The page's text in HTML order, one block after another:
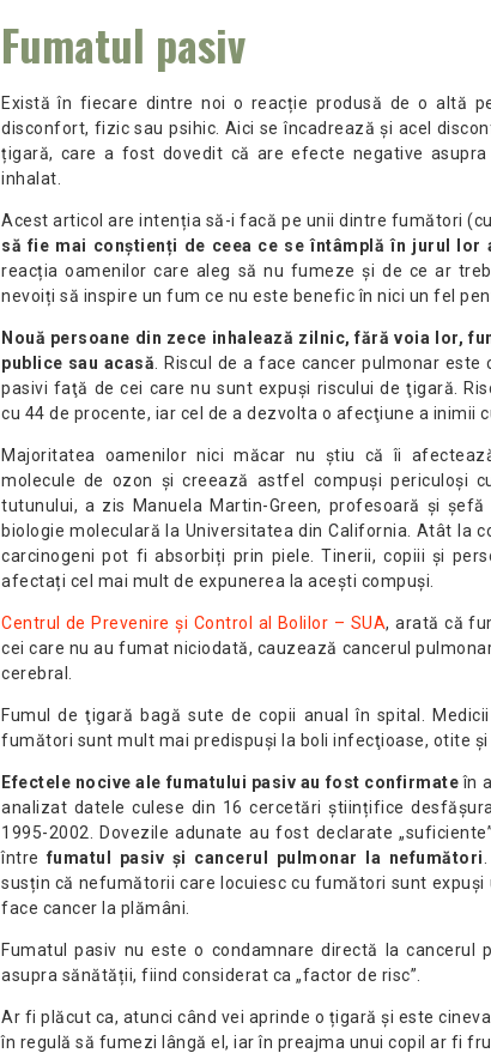
Fumatul pasiv
Există în fiecare dintre noi o reacție produsă de o altă
disconfort, fizic sau psihic. Aici se încadrează și acel
țigară, care a fost dovedit că are efecte negative
inhalat.
Acest articol are intenția să-i facă pe unii dintre fumători
să fie mai conștienți de ceea ce se întâmplă în jurul lor
reacția oamenilor care aleg să nu fumeze și de ce ar
nevoiți să inspire un fum ce nu este benefic în nici un fel
Nouă persoane din zece inhalează zilnic, fără voia lor,
publice sau acasă . Riscul de a face cancer pulmonar
pasivi faţă de cei care nu sunt expuşi riscului de ţigară.
cu 44 de procente, iar cel de a dezvolta o afecţiune a inimii
Majoritatea oamenilor nici măcar nu știu că îi
molecule de ozon și creează astfel compuși periculoși
tutunului, a zis Manuela Martin-Green, profesoară și
biologie moleculară la Universitatea din California. Atât la
carcinogeni pot fi absorbiți prin piele. Tinerii, copiii și
afectați cel mai mult de expunerea la acești compuși.
Centrul de Prevenire și Control al Bolilor – SUA, arată că
cei care nu au fumat niciodată, cauzează cancerul
cerebral.
Fumul de ţigară bagă sute de copii anual în spital.
fumători sunt mult mai predispuşi la boli infecţioase, otite şi
Efectele nocive ale fumatului pasiv au fost confirmateîn
analizat datele culese din 16 cercetări științifice
1995-2002. Dovezile adunate au fost declarate
între fumatul pasiv și cancerul pulmonar la nefumători
susțin că nefumătorii care locuiesc cu fumători sunt expuși
face cancer la plămâni.
Fumatul pasiv nu este o condamnare directă la cancerul
asupra sănătății, fiind considerat ca „factor de risc”.
Ar fi plăcut ca, atunci când vei aprinde o țigară și este
în regulă să fumezi lângă el, iar în preajma unui copil ar fi